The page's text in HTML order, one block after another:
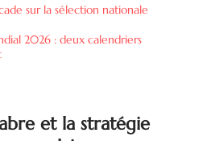
sur la sélection nationale
2026 : deux calendriers
et la stratégie